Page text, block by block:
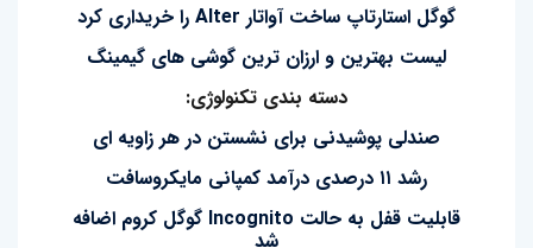
گوگل استارتاپ ساخت آواتار Alter را خریداری کرد
لیست بهترین و ارزان ترین گوشی های گیمینگ
دسته بندی تکنولوژی:
صندلی پوشیدنی برای نشستن در هر زاویه ای
رشد ۱۱ درصدی درآمد کمپانی مایکروسافت
قابلیت قفل به حالت Incognito گوگل کروم اضافه
شد